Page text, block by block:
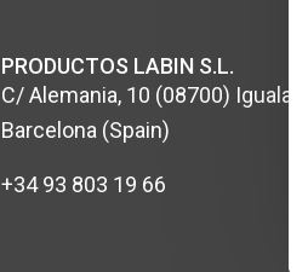
PRODUCTOS LABIN S.L.
C/ Alemania, 10 (08700) Igualada,
Barcelona (Spain)
+34 93 803 19 66